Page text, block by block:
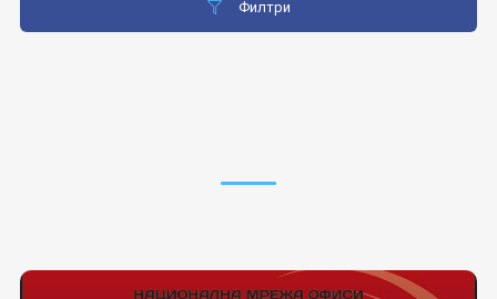
Филтри